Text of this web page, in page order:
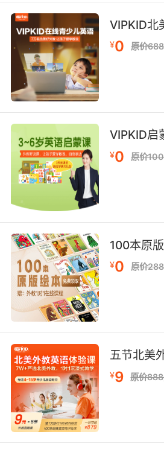
教老师会根据不同年龄段的
方式，对于不同水平的孩子
这也是为什么现在的人乐于
因此，在孩子生长发育的学
养最好的时期，他们的模仿
事物的接收能力都非常强。
选择一名合适的英语外教会
半功倍哦！
VIPKID北
¥0 原价
VIPKID启
¥0 原价
100本原
¥0 原价
五节北美
¥9 原价